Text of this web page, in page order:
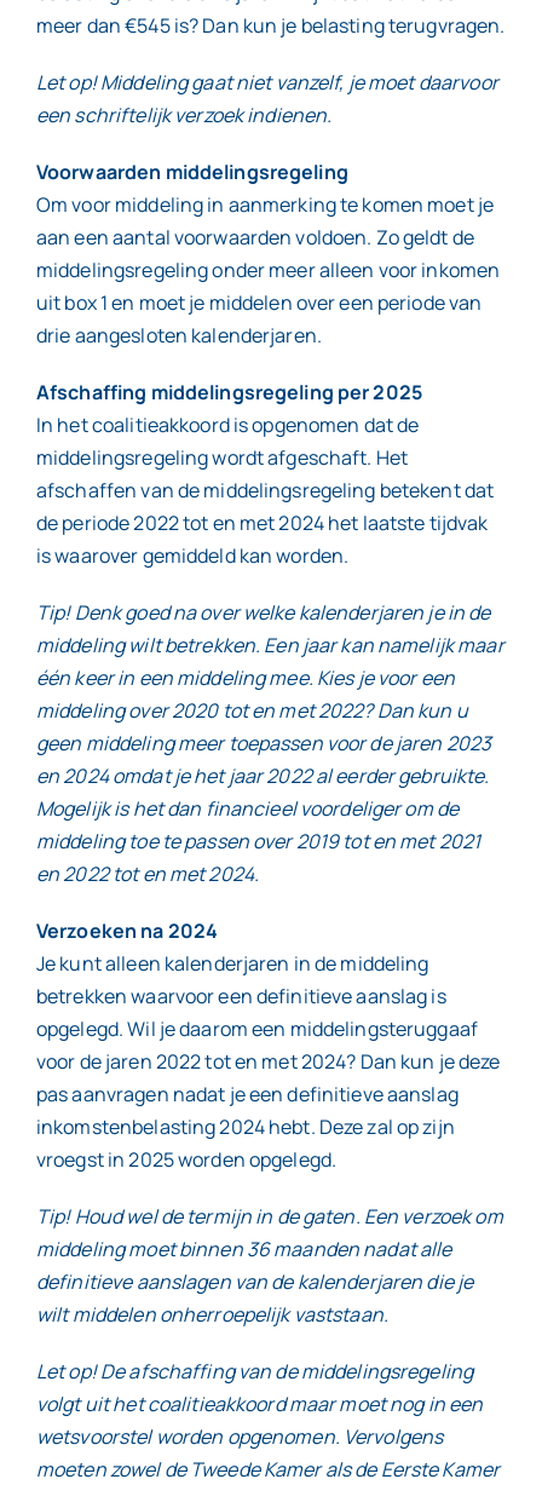
meer dan €545 is? Dan kun je belasting terugvragen.
Let op! Middeling gaat niet vanzelf, je moet daarvoor
een schriftelijk verzoek indienen.
Voorwaarden middelingsregeling
Om voor middeling in aanmerking te komen moet je
aan een aantal voorwaarden voldoen. Zo geldt de
middelingsregeling onder meer alleen voor inkomen
uit box 1 en moet je middelen over een periode van
drie aangesloten kalenderjaren.
Afschaffing middelingsregeling per 2025
In het coalitieakkoord is opgenomen dat de
middelingsregeling wordt afgeschaft. Het
afschaffen van de middelingsregeling betekent dat
de periode 2022 tot en met 2024 het laatste tijdvak
is waarover gemiddeld kan worden.
Tip! Denk goed na over welke kalenderjaren je in de
middeling wilt betrekken. Een jaar kan namelijk maar
één keer in een middeling mee. Kies je voor een
middeling over 2020 tot en met 2022? Dan kun u
geen middeling meer toepassen voor de jaren 2023
en 2024 omdat je het jaar 2022 al eerder gebruikte.
Mogelijk is het dan financieel voordeliger om de
middeling toe te passen over 2019 tot en met 2021
en 2022 tot en met 2024.
Verzoeken na 2024
Je kunt alleen kalenderjaren in de middeling
betrekken waarvoor een definitieve aanslag is
opgelegd. Wil je daarom een middelingsteruggaaf
voor de jaren 2022 tot en met 2024? Dan kun je deze
pas aanvragen nadat je een definitieve aanslag
inkomstenbelasting 2024 hebt. Deze zal op zijn
vroegst in 2025 worden opgelegd.
Tip! Houd wel de termijn in de gaten. Een verzoek om
middeling moet binnen 36 maanden nadat alle
definitieve aanslagen van de kalenderjaren die je
wilt middelen onherroepelijk vaststaan.
Let op! De afschaffing van de middelingsregeling
volgt uit het coalitieakkoord maar moet nog in een
wetsvoorstel worden opgenomen. Vervolgens
moeten zowel de Tweede Kamer als de Eerste Kamer